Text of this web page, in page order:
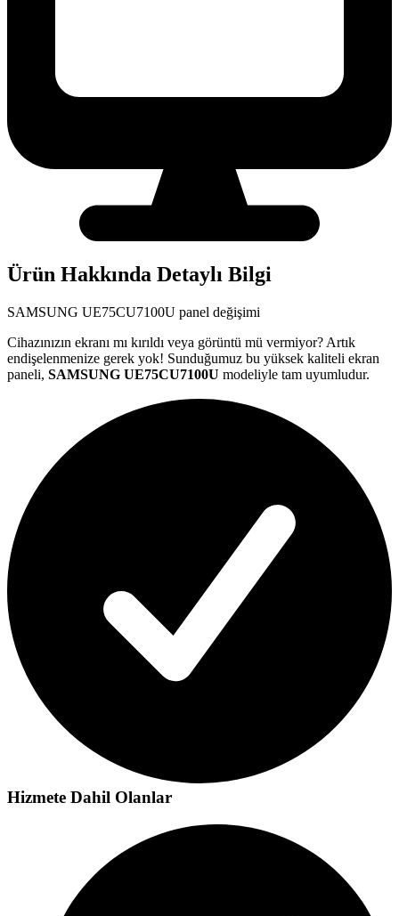
Ürün Hakkında Detaylı Bilgi
SAMSUNG UE75CU7100U panel değişimi
Cihazınızın ekranı mı kırıldı veya görüntü mü vermiyor? Artık
endişelenmenize gerek yok! Sunduğumuz bu yüksek kaliteli ekran
paneli, SAMSUNG UE75CU7100U modeliyle tam uyumludur.
Hizmete Dahil Olanlar